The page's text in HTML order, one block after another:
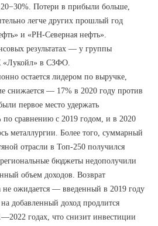
Потери в прибыли больше,
легче других прошлый год
и «РН-Северная нефть».
результатах — у группы
«Лукойл» в СЗФО.
остается лидером по выручке,
снижается — 17% в 2020 году против
первое место удержать
по сравнению с 2019 годом, и в 2020
металлургии. Более того, суммарный
отрасли в Топ-250 получился
бюджеты недополучили
объем доходов. Возврат
ожидается — введенный в 2019 году
добавленный доход продлится
годах, что снизит инвестиции